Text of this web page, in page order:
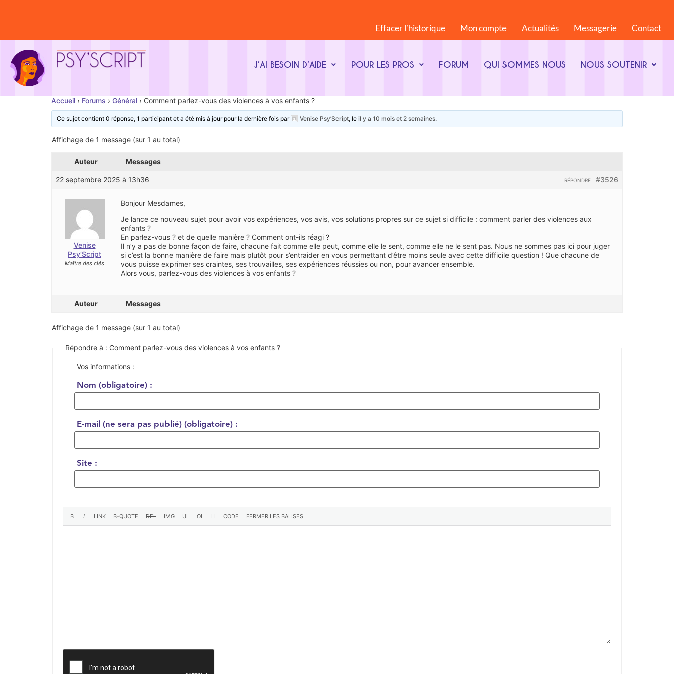
Effacer l’historique Mon compte Actualités Messagerie Contact
J’AI BESOIN D’AIDE POUR LES PROS FORUM QUI SOMMES NOUS NOUS SOUTENIR
Accueil › Forums › Général › Comment parlez-vous des violences à vos enfants ?
Ce sujet contient 0 réponse, 1 participant et a été mis à jour pour la dernière fois par Venise Psy’Script, leil y a 10 mois et 2 semaines.
Affichage de 1 message (sur 1 au total)
Auteur Messages
22 septembre 2025 à 13h36 #3526
RÉPONDRE
Venise
Psy’Script
Maître des clés
Bonjour Mesdames,
Je lance ce nouveau sujet pour avoir vos expériences, vos avis, vos solutions propres sur ce sujet si difficile : comment parler des violences aux
enfants ?
En parlez-vous ? et de quelle manière ? Comment ont-ils réagi ?
Il n’y a pas de bonne façon de faire, chacune fait comme elle peut, comme elle le sent, comme elle ne le sent pas. Nous ne sommes pas ici pour juger
si c’est la bonne manière de faire mais plutôt pour s’entraider en vous permettant d’être moins seule avec cette difficile question ! Que chacune de
vous puisse exprimer ses craintes, ses trouvailles, ses expériences réussies ou non, pour avancer ensemble.
Alors vous, parlez-vous des violences à vos enfants ?
Auteur Messages
Affichage de 1 message (sur 1 au total)
Répondre à : Comment parlez-vous des violences à vos enfants ?
Vos informations :
Nom (obligatoire) :
E-mail (ne sera pas publié) (obligatoire) :
Site :